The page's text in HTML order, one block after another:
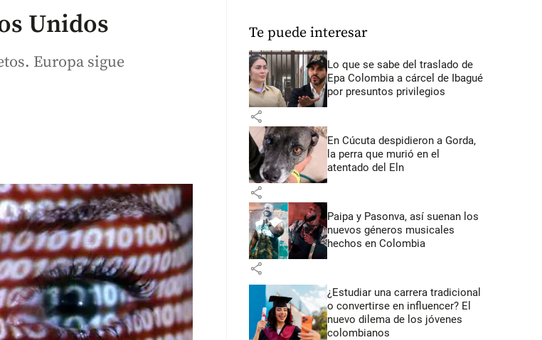
Unidos
Europa sigue
Te puede interesar
Lo que se sabe del traslado de
Epa Colombia a cárcel de Ibagué
por presuntos privilegios
share
En Cúcuta despidieron a Gorda,
la perra que murió en el
atentado del Eln
share
Paipa y Pasonva, así suenan los
nuevos géneros musicales
hechos en Colombia
share
¿Estudiar una carrera tradicional
o convertirse en influencer? El
nuevo dilema de los jóvenes
colombianos